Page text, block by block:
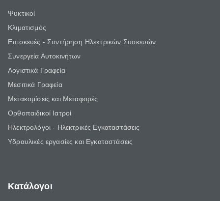
Ψυκτικοί
Κλιματισμός
Επισκευές - Συντήρηση Ηλεκτρικών Συσκευών
Συνεργεία Αυτοκινήτων
Λογιστικά Γραφεία
Μεσιτικά Γραφεία
Μετακομίσεις και Μεταφορές
Ορθοπαιδικοί Ιατροί
Ηλεκτρολόγοι - Ηλεκτρικές Εγκαταστάσεις
Υδραυλικές εργασίες και Εγκαταστάσεις
Κατάλογοι